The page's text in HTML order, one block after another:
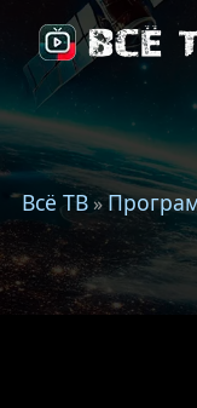
Всё ТВ»